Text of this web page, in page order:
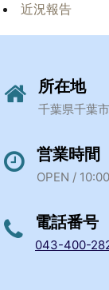
近況報告
所在地
千葉県千葉
営業時間
OPEN /
電話番号
043-400-